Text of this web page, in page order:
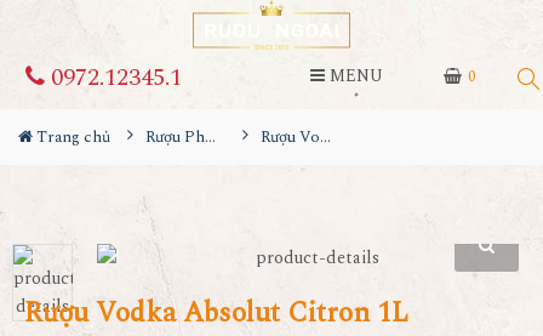
0
0972.12345.1 MENU
Trang chủ Rượu Pha Chế Rượu Vodka Absolut Citron 1L
Rượu Vodka Absolut Citron 1L